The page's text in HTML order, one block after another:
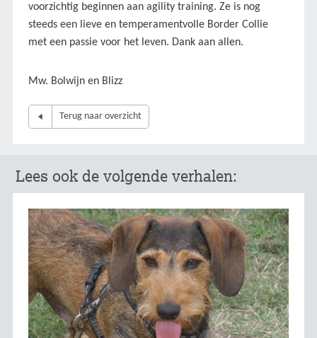
voorzichtig beginnen aan agility training. Ze is nog
steeds een lieve en temperamentvolle Border Collie
met een passie voor het leven. Dank aan allen.
Mw. Bolwijn en Blizz
Terug naar overzicht
Lees ook de volgende verhalen: